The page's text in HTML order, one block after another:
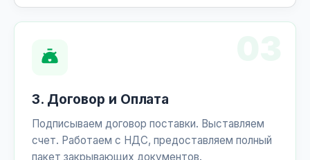
3. Договор и Оплата
Подписываем договор поставки. Выставляем
счет. Работаем с НДС, предоставляем полный
пакет закрывающих документов.